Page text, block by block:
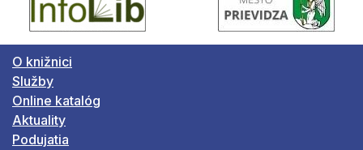
O knižnici
Služby
Online katalóg
Aktuality
Podujatia